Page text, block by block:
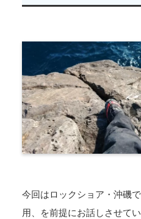
今回はロックショア・沖磯
用、を前提にお話しさせて